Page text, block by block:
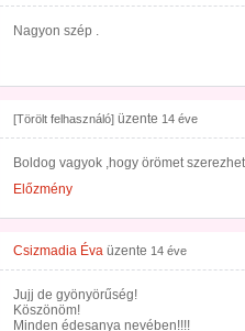
Nagyon szép .
[Törölt felhasználó] üzente 14 éve
Boldog vagyok ,hogy örömet
Előzmény
Csizmadia Éva üzente 14 éve
Jujj de gyönyörűség!
Köszönöm!
Minden édesanya nevében!!!!